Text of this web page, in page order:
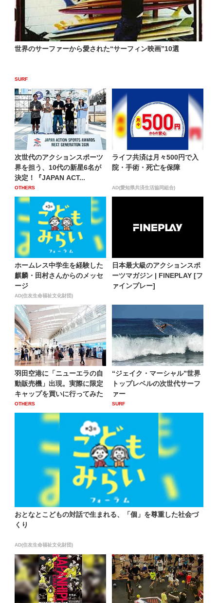
世界のサーファーから愛された“サーフィン映画”10選
SURF
次世代のアクションスポーツ
界を担う、10代の新星6名が
決定！『JAPAN ACT...
OTHERS
ライフ共済は月々500円で入
院・手術・死亡を保障
AD(愛知県共済生活協同組合)
ホームレス中学生を経験した
麒麟・田村さんからのメッセ
ージ
AD(住友生命福祉文化財団)
日本最大級のアクションスポ
ーツマガジン | FINEPLAY [フ
ァインプレー]
羽田空港に「ニューエラの自
動販売機」出現。実際に限定
キャップを買いに行ってみた
OTHERS
“ジェイク・マーシャル”世界
トップレベルの次世代サーフ
ァー
SURF
おとなとこどもの対話で生まれる、「個」を尊重した社会づ
くり
AD(住友生命福祉文化財団)